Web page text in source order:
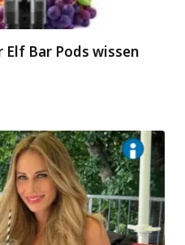
Elf Bar Pods wissen